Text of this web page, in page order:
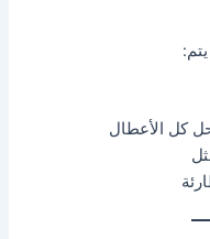
حل كل الأعطال